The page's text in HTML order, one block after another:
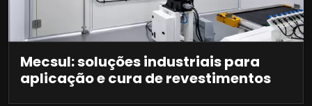
Mecsul: soluções industriais para
aplicação e cura de revestimentos